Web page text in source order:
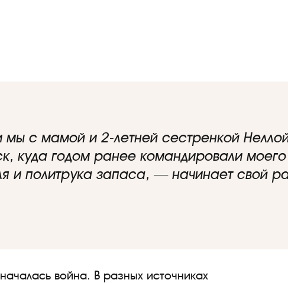
с мамой и 2-летней сестренкой
куда годом ранее командировали моего
и политрука запаса, — начинает свой
война. В разных источниках